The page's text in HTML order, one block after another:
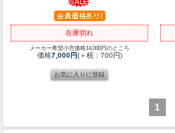
在庫切れ
メーカー希望小売価格14,000円のところ
価格7,000円(＋税：700円)
1